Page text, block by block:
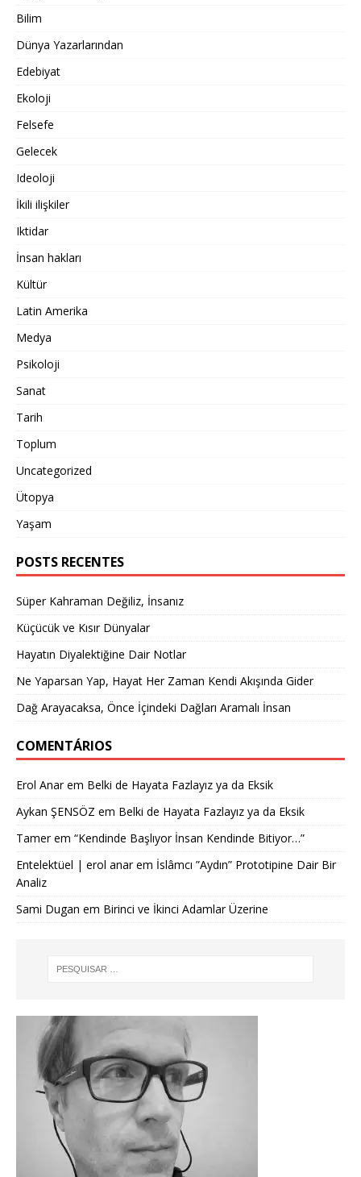
Bilim
Dünya Yazarlarından
Edebiyat
Ekoloji
Felsefe
Gelecek
Ideoloji
İkili ilişkiler
Iktidar
İnsan hakları
Kültür
Latin Amerika
Medya
Psikoloji
Sanat
Tarih
Toplum
Uncategorized
Ütopya
Yaşam
POSTS RECENTES
Süper Kahraman Değiliz, İnsanız
Küçücük ve Kısır Dünyalar
Hayatın Diyalektiğine Dair Notlar
Ne Yaparsan Yap, Hayat Her Zaman Kendi Akışında Gider
Dağ Arayacaksa, Önce İçindeki Dağları Aramalı İnsan
COMENTÁRIOS
Erol Anarem Belki de Hayata Fazlayız ya da Eksik
Aykan ŞENSÖZ em Belki de Hayata Fazlayız ya da Eksik
Tamerem “Kendinde Başlıyor İnsan Kendinde Bitiyor…”
Entelektüel | erol anarem İslâmcı ”Aydın” Prototipine Dair Bir
Analiz
Sami Dugan em Birinci ve İkinci Adamlar Üzerine